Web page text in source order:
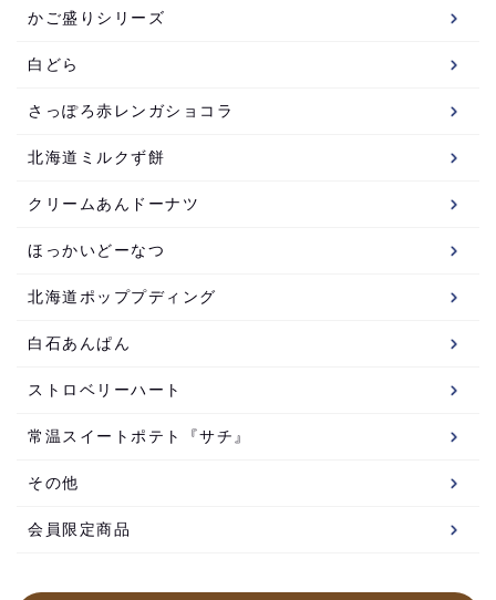
かご盛りシリーズ
白どら
さっぽろ赤レンガショコラ
北海道ミルクず餅
クリームあんドーナツ
ほっかいどーなつ
北海道ポッププディング
白石あんぱん
ストロベリーハート
常温スイートポテト『サチ』
その他
会員限定商品